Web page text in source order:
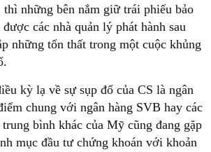
thì những bên nắm giữ trái phiếu bảo
các nhà quản lý phát hành sau
những tổn thất trong một cuộc khủng
kỳ lạ về sự sụp đổ của CS là ngân
chung với ngân hàng SVB hay các
bình khác của Mỹ cũng đang gặp
mục đầu tư chứng khoán với khoản